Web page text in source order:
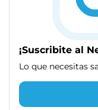
¡Suscribite al
Lo que necesitas